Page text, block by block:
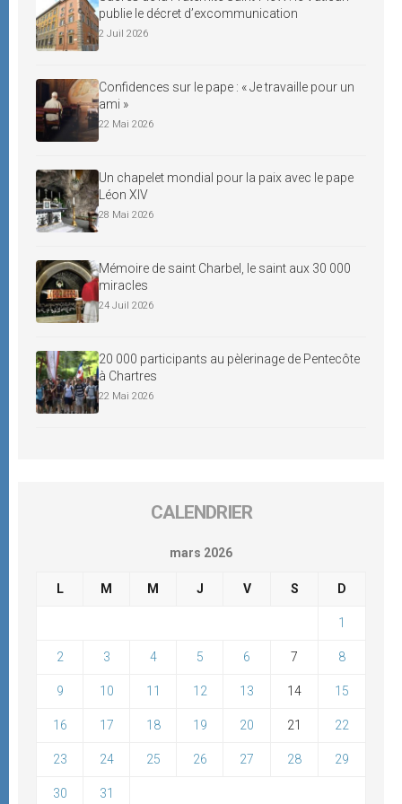
publie le décret d’excommunication
2 Juil 2026
Confidences sur le pape : « Je travaille pour un
ami »
22 Mai 2026
Un chapelet mondial pour la paix avec le pape
Léon XIV
28 Mai 2026
Mémoire de saint Charbel, le saint aux 30 000
miracles
24 Juil 2026
20 000 participants au pèlerinage de Pentecôte
à Chartres
22 Mai 2026
CALENDRIER
mars 2026
L M M J V S D
1
2 3 4 5 6 7 8
9 10 11 12 13 14 15
16 17 18 19 20 21 22
23 24 25 26 27 28 29
30 31